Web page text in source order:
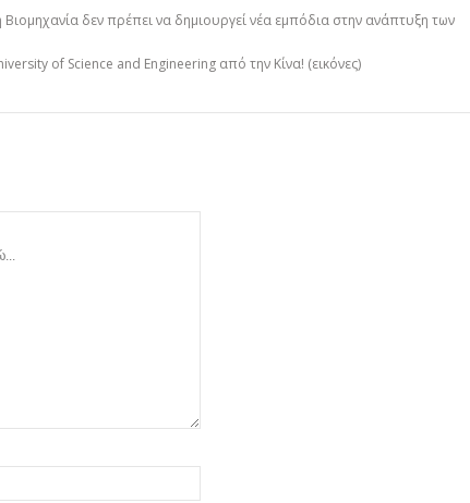
Βιομηχανία δεν πρέπει να δημιουργεί νέα εμπόδια στην ανάπτυξη των
of Science and Engineering από την Κίνα! (εικόνες)